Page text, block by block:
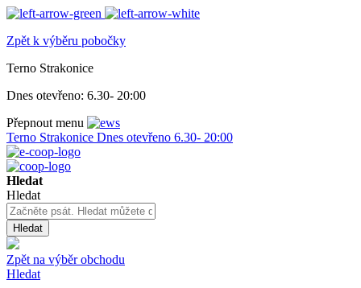
Zpět k výběru pobočky
Terno Strakonice
Dnes otevřeno: 6.30- 20:00
Přepnout menu
Terno Strakonice Dnes otevřeno 6.30- 20:00
Hledat
Hledat
Hledat
Zpět na výběr obchodu
Hledat